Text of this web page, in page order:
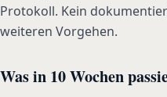
Protokoll. Kein
weiteren Vorgehen.
Was in 10 Wochen